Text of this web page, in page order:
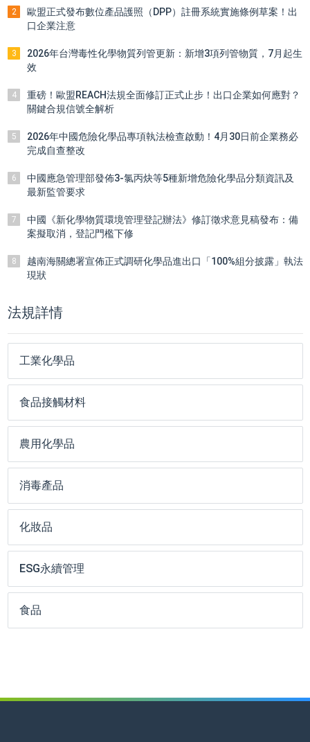
2
歐盟正式發布數位產品護照（DPP）註冊系統實施條例草案！出
口企業注意
3
2026年台灣毒性化學物質列管更新：新增3項列管物質，7月起生
效
4
重磅！歐盟REACH法規全面修訂正式止步！出口企業如何應對？
關鍵合規信號全解析
5
2026年中國危險化學品專項執法檢查啟動！4月30日前企業務必
完成自查整改
6
中國應急管理部發佈3-氯丙炔等5種新增危險化學品分類資訊及
最新監管要求
7
中國《新化學物質環境管理登記辦法》修訂徵求意見稿發布：備
案擬取消，登記門檻下修
8
越南海關總署宣佈正式調研化學品進出口「100%組分披露」執法
現狀
法規詳情
工業化學品
食品接觸材料
農用化學品
消毒產品
化妝品
ESG永續管理
食品